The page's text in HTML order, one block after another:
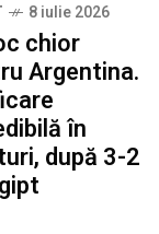
8 iulie 2026
chior
Argentina.
în
după 3-2